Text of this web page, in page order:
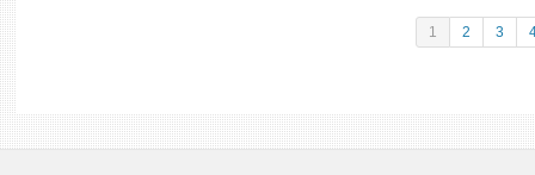
1 2 3